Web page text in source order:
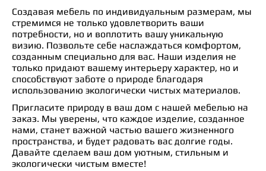
Создавая мебель по индивидуальным размерам, мы
стремимся не только удовлетворить ваши
потребности, но и воплотить вашу уникальную
визию. Позвольте себе наслаждаться комфортом,
созданным специально для вас. Наши изделия не
только придают вашему интерьеру характер, но и
способствуют заботе о природе благодаря
использованию экологически чистых материалов.
Пригласите природу в ваш дом с нашей мебелью на
заказ. Мы уверены, что каждое изделие, созданное
нами, станет важной частью вашего жизненного
пространства, и будет радовать вас долгие годы.
Давайте сделаем ваш дом уютным, стильным и
экологически чистым вместе!